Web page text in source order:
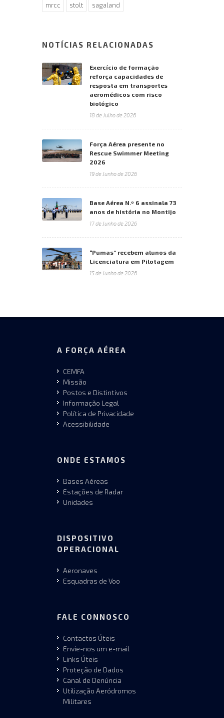
mrcc
stolt sagaland
NOTÍCIAS RELACIONADAS
Exercício de formação
reforça capacidades de
resposta em transportes
aeromédicos com risco
biológico
18 de Julho de 2026
Força Aérea presente no
Rescue Swimmer Meeting
2026
19 de Junho de 2026
Base Aérea N.º 6 assinala 73
anos de história no Montijo
17 de Junho de 2026
“Pumas” recebem alunos da
Licenciatura em Pilotagem
15 de Junho de 2026
A FORÇA AÉREA
CEMFA
Missão
Postos e Distintivos
Informação Legal
Política de Privacidade
Acessibilidade
ONDE ESTAMOS
Bases Aéreas
Estações de Radar
Unidades
DISPOSITIVO
OPERACIONAL
Aeronaves
Esquadras de Voo
FALE CONNOSCO
Contactos Úteis
Envie-nos um e-mail
Links Úteis
Proteção de Dados
Canal de Denúncia
Utilização Aeródromos
Militares